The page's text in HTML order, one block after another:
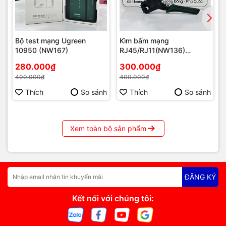
Mua RG-EW1200G PRO chính hãng tại Vi Tính Hải Đăng –
Máy Tính Phú Quốc
Bộ test mạng Ugreen
10950 (NW167)
280.000₫
400.000₫
Thích So sánh
Kìm bấm mạng
RJ45/RJ11(NW136)
300.000₫
400.000₫
Thích So sánh
Xem toàn bộ sản phẩm
ĐĂNG KÝ
Kết nối với chúng tôi: